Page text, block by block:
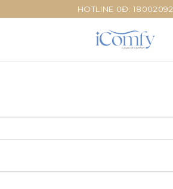
HOTLINE 0Đ: 18002092